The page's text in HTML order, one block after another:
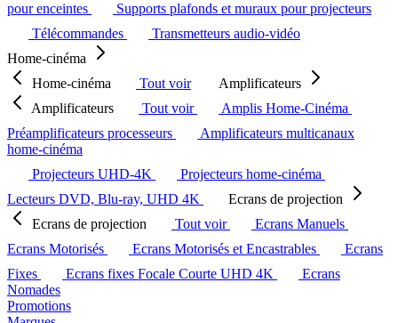
pour enceintes
Supports plafonds et muraux pour projecteurs
Télécommandes
Transmetteurs audio-vidéo
Home-cinéma
Home-cinéma
Tout voir
Amplificateurs
Amplificateurs
Tout voir
Amplis Home-Cinéma
Préamplificateurs processeurs
Amplificateurs multicanaux
home-cinéma
Projecteurs UHD-4K
Projecteurs home-cinéma
Lecteurs DVD, Blu-ray, UHD 4K
Ecrans de projection
Ecrans de projection
Tout voir
Ecrans Manuels
Ecrans Motorisés
Ecrans Motorisés et Encastrables
Ecrans
Fixes
Ecrans fixes Focale Courte UHD 4K
Ecrans
Nomades
Promotions